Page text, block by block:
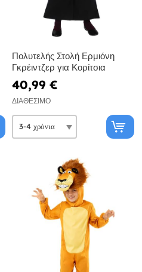
Πολυτελής Στολή Ερμιόνη
Γκρέιντζερ για Κορίτσια
40,99 €
ΔΙΑΘΈΣΙΜΟ